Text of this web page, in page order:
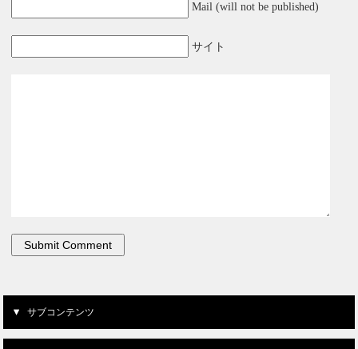
Mail (will not be published)
サイト
サブコンテンツ